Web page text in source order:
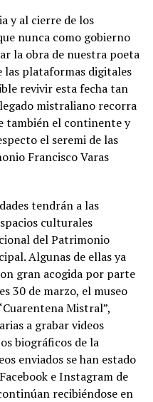
y al cierre de los
nunca como gobierno
la obra de nuestra poeta
plataformas digitales
revivir esta fecha tan
mistraliano recorra
también el continente y
el seremi de las
Francisco Varas
tendrán a las
culturales
del Patrimonio
Algunas de ellas ya
gran acogida por parte
30 de marzo, el museo
Mistral”,
a grabar videos
biográficos de la
enviados se han estado
e Instagram de
recibiéndose en